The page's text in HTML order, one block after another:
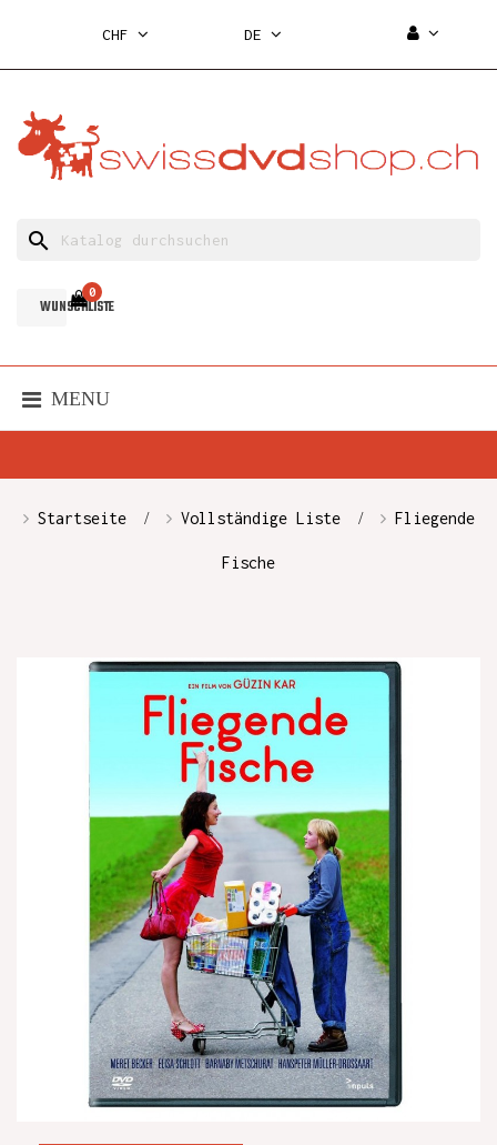
CHF DE
search
WUNSCHLISTE
0
MENU
Startseite Vollständige Liste Fliegende
Fische